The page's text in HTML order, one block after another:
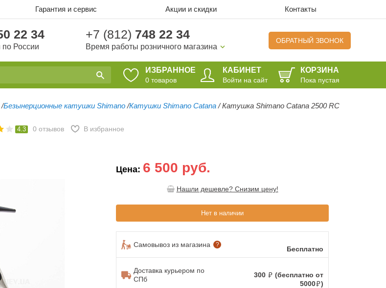
Гарантия и сервис Акции и скидки Контакты
22 34
России
+7 (812) 748 22 34
Время работы розничного магазина
ОБРАТНЫЙ ЗВОНОК
ИЗБРАННОЕ
0 товаров
КАБИНЕТ
Войти на сайт
КОРЗИНА
Пока пустая
/Безынерционные катушки Shimano /Катушки Shimano Catana /Катушка Shimano Catana 2500 RC
4.3 0 отзывов В избранное
Цена: 6 500 руб.
Нашли дешевле? Снизим цену!
Нет в наличии
Самовывоз из магазина ?
Бесплатно
Доставка курьером по
СПб
300
(бесплатно от
5000
)